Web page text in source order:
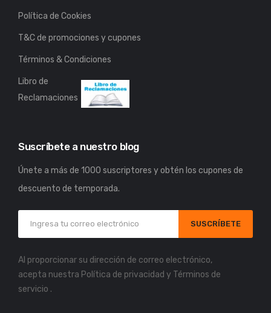
Política de Cookies
T&C de promociones y cupones
Términos & Condiciones
Libro de
Reclamaciones
Suscríbete a nuestro blog
Únete a más de 1000 suscriptores y obtén los cupones de
descuento de temporada.
SUSCRÍBETE
Al proporcionar su dirección de correo electrónico,
acepta nuestra Política de privacidad y Términos de
servicio .